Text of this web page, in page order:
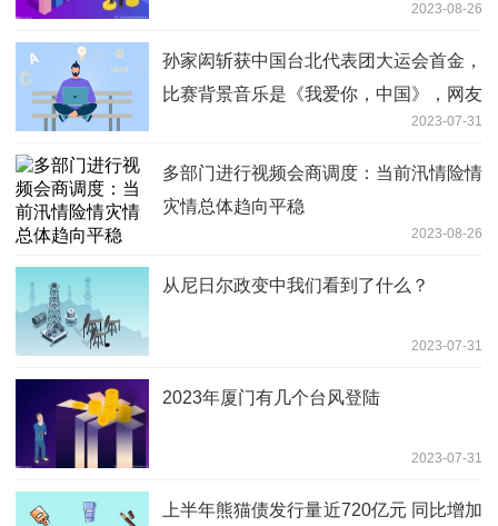
2023-08-26
孙家闳斩获中国台北代表团大运会首金，
比赛背景音乐是《我爱你，中国》，网友
2023-07-31
多部门进行视频会商调度：当前汛情险情
灾情总体趋向平稳
2023-08-26
从尼日尔政变中我们看到了什么？
2023-07-31
2023年厦门有几个台风登陆
2023-07-31
上半年熊猫债发行量近720亿元 同比增加